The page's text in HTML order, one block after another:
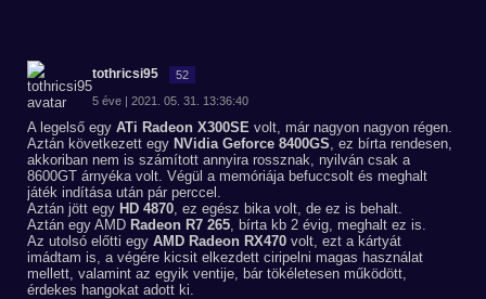
tothricsi95 52
5 éve | 2021. 05. 31. 13:36:40
A legelső egy ATi Radeon X300SE volt, már nagyon nagyon régen.
Aztán következett egy NVidia Geforce 8400GS, ez bírta rendesen,
akkoriban nem is számított annyira rossznak, nyilván csak a
8600GT árnyéka volt. Végül a memóriája befuccsolt és meghalt
játék indítása után pár perccel.
Aztán jött egy HD 4870, ez egész bika volt, de ez is behalt.
Aztán egy AMD Radeon R7 265, bírta kb 2 évig, meghalt ez is.
Az utolsó előtti egy AMD Radeon RX470 volt, ezt a kártyát
imádtam is, a végére kicsit elkezdett ciripelni magas használat
mellett, valamint az egyik ventije, bár tökéletesen működött,
érdekes hangokat adott ki.